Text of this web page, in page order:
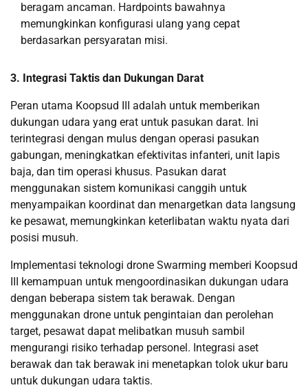
beragam ancaman. Hardpoints bawahnya
memungkinkan konfigurasi ulang yang cepat
berdasarkan persyaratan misi.
3. Integrasi Taktis dan Dukungan Darat
Peran utama Koopsud III adalah untuk memberikan
dukungan udara yang erat untuk pasukan darat. Ini
terintegrasi dengan mulus dengan operasi pasukan
gabungan, meningkatkan efektivitas infanteri, unit lapis
baja, dan tim operasi khusus. Pasukan darat
menggunakan sistem komunikasi canggih untuk
menyampaikan koordinat dan menargetkan data langsung
ke pesawat, memungkinkan keterlibatan waktu nyata dari
posisi musuh.
Implementasi teknologi drone Swarming memberi Koopsud
III kemampuan untuk mengoordinasikan dukungan udara
dengan beberapa sistem tak berawak. Dengan
menggunakan drone untuk pengintaian dan perolehan
target, pesawat dapat melibatkan musuh sambil
mengurangi risiko terhadap personel. Integrasi aset
berawak dan tak berawak ini menetapkan tolok ukur baru
untuk dukungan udara taktis.